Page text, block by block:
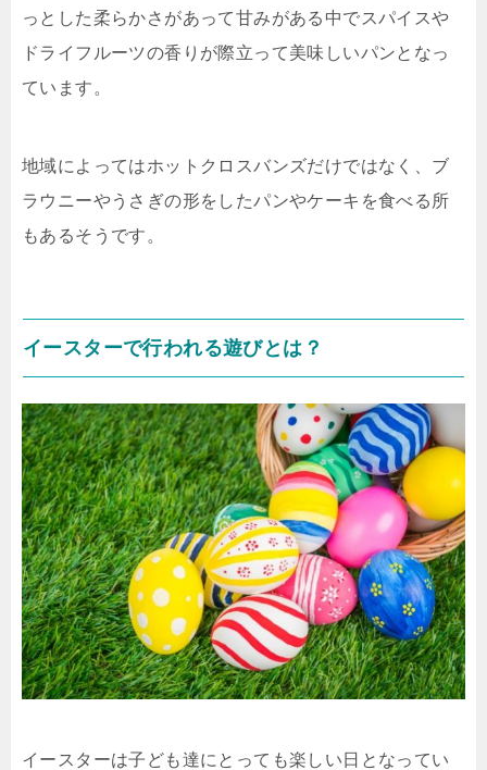
っとした柔らかさがあって甘みがある中でスパイスや
ドライフルーツの香りが際立って美味しいパンとなっ
ています。
地域によってはホットクロスバンズだけではなく、ブ
ラウニーやうさぎの形をしたパンやケーキを食べる所
もあるそうです。
イースターで行われる遊びとは？
イースターは子ども達にとっても楽しい日となってい